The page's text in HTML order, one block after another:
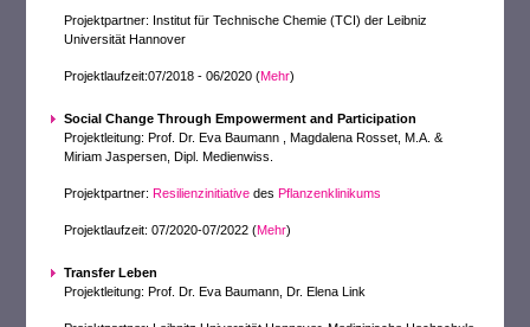
Projektpartner: Institut für Technische Chemie (TCI) der Leibniz
Universität Hannover
Projektlaufzeit:07/2018 - 06/2020 (Mehr)
Social Change Through Empowerment and Participation
Projektleitung:Prof. Dr. Eva Baumann ,Magdalena Rosset, M.A. &
Miriam Jaspersen, Dipl. Medienwiss.
Projektpartner:Resilienzinitiative desPflanzenklinikums
Projektlaufzeit: 07/2020-07/2022 (Mehr)
Transfer Leben
Projektleitung: Prof. Dr. Eva Baumann, Dr. Elena Link